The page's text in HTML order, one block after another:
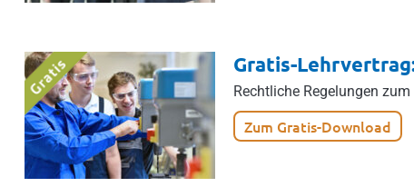
Gratis-
Rechtliche Regelungen
Zum Gratis-Download